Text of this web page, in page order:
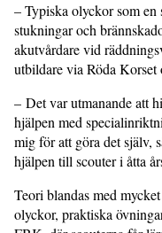
– Typiska olyckor som en
stukningar och
akutvårdare vid
utbildare via Röda Korset
– Det var utmanande att
hjälpen med
mig för att göra det själv,
hjälpen till scouter i åtta
Teori blandas med
olyckor, praktiska